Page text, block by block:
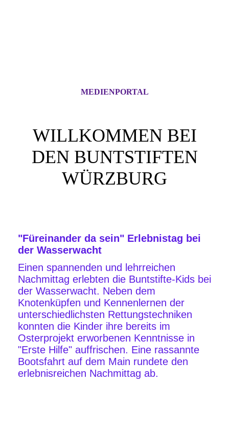
MEDIENPORTAL
WILLKOMMEN BEI
DEN BUNTSTIFTEN
WÜRZBURG
"Füreinander da sein" Erlebnistag bei
der Wasserwacht
Einen spannenden und lehrreichen
Nachmittag erlebten die Buntstifte-Kids bei
der Wasserwacht. Neben dem
Knotenküpfen und Kennenlernen der
unterschiedlichsten Rettungstechniken
konnten die Kinder ihre bereits im
Osterprojekt erworbenen Kenntnisse in
"Erste Hilfe" auffrischen. Eine rassannte
Bootsfahrt auf dem Main rundete den
erlebnisreichen Nachmittag ab.